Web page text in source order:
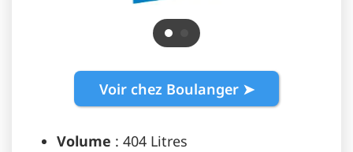
Volume : 404 Litres
Voir chez Boulanger ➤